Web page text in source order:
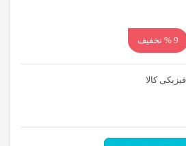
9 % تخفیف
کالا